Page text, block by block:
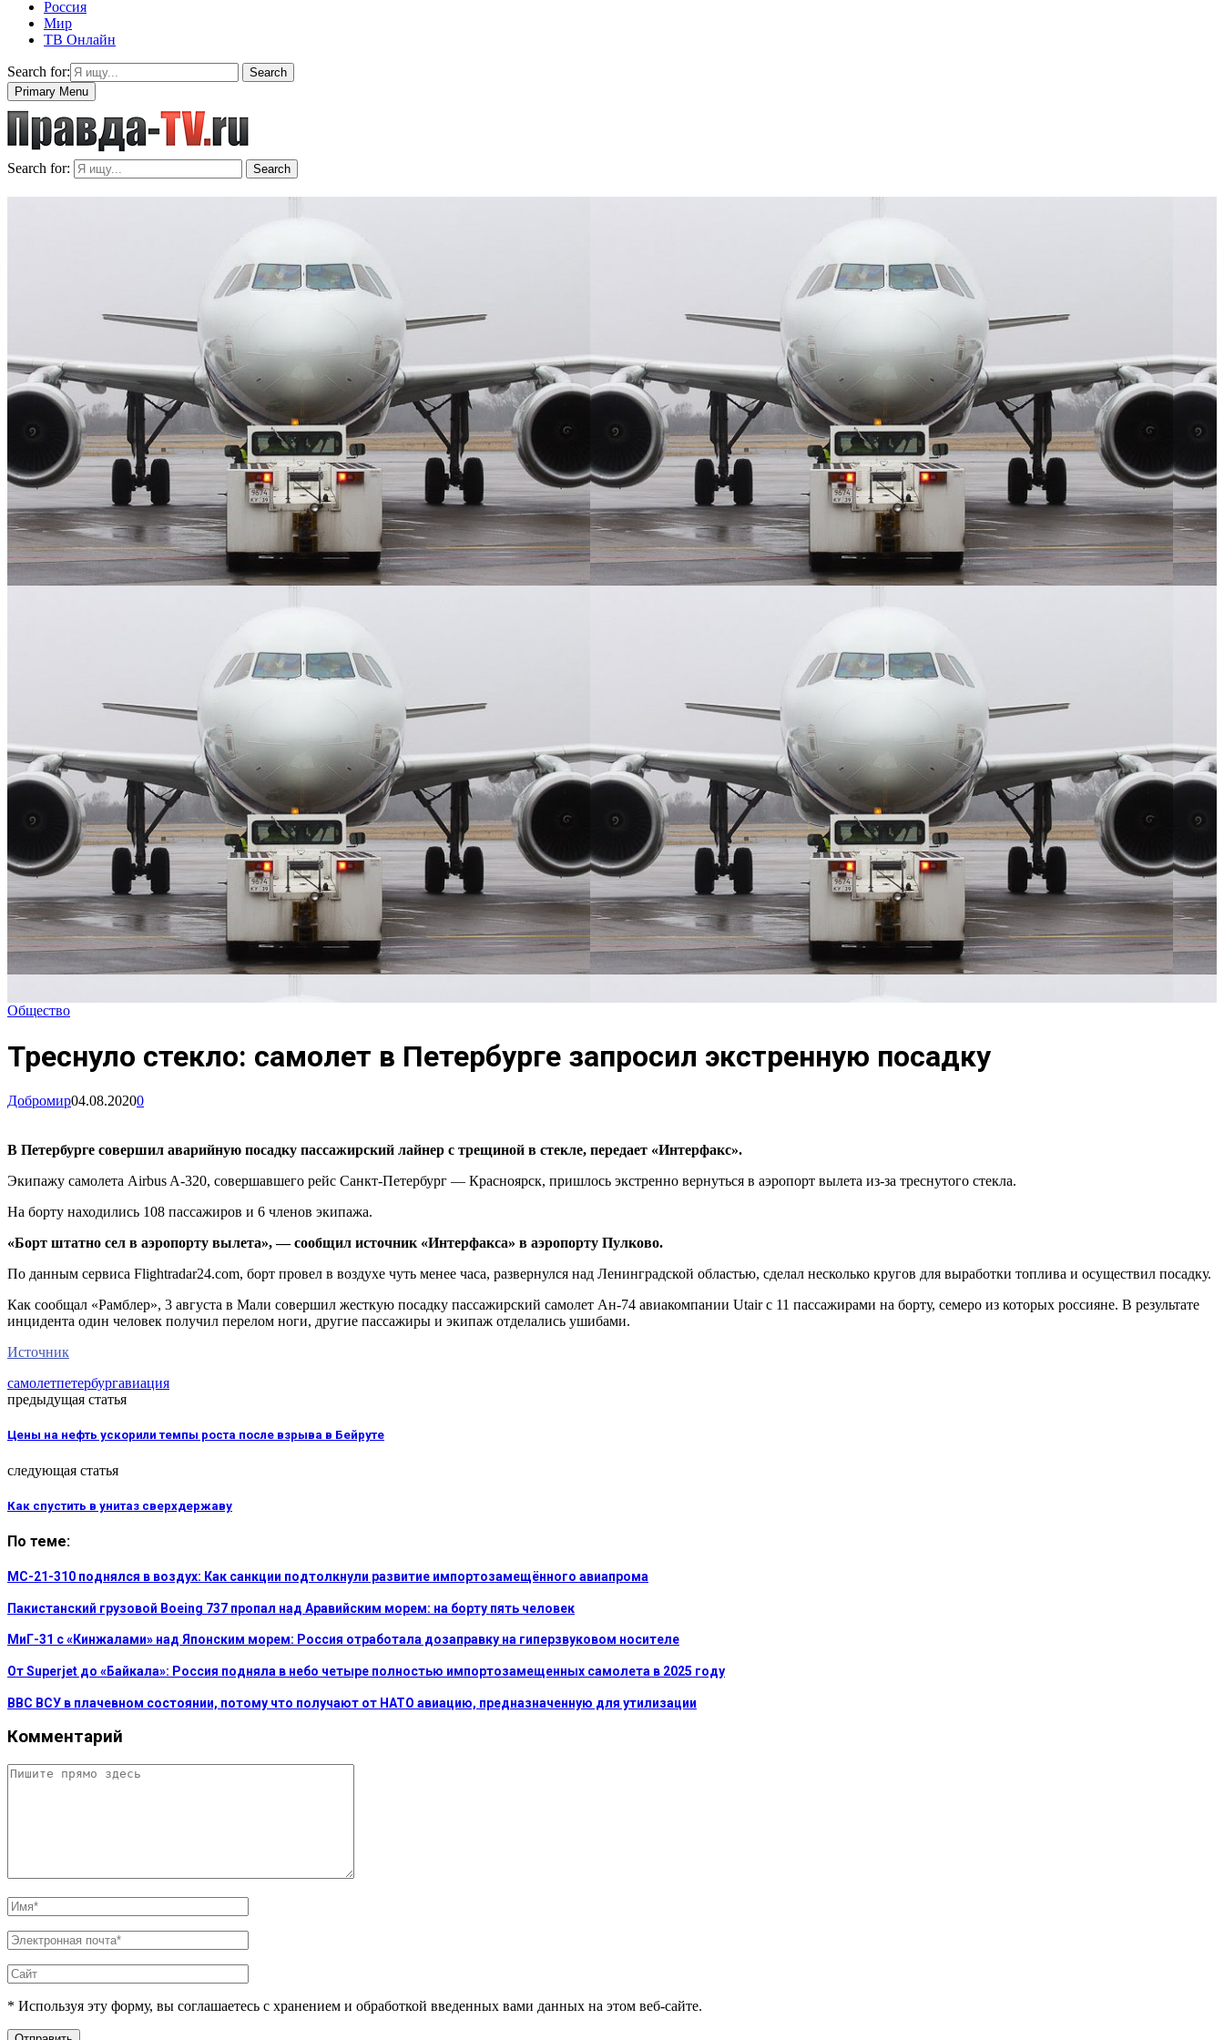
Россия
Мир
ТВ Онлайн
Search for:
Search
Primary Menu
Search for: Search
Общество
Треснуло стекло: самолет в Петербурге запросил экстренную посадку
Добромир04.08.20200
В Петербурге совершил аварийную посадку пассажирский лайнер с трещиной в стекле, передает «Интерфакс».
Экипажу самолета Airbus A-320, совершавшего рейс Санкт-Петербург — Красноярск, пришлось экстренно вернуться в аэропорт вылета из-за треснутого стекла.
На борту находились 108 пассажиров и 6 членов экипажа.
«Борт штатно сел в аэропорту вылета», — сообщил источник «Интерфакса» в аэропорту Пулково.
По данным сервиса Flightradar24.com, борт провел в воздухе чуть менее часа, развернулся над Ленинградской областью, сделал несколько кругов для выработки топлива и осуществил посадку.
Как сообщал «Рамблер», 3 августа в Мали совершил жесткую посадку пассажирский самолет Ан-74 авиакомпании Utair с 11 пассажирами на борту, семеро из которых россияне. В результате
инцидента один человек получил перелом ноги, другие пассажиры и экипаж отделались ушибами.
Источник
самолетпетербургавиация
предыдущая статья
Цены на нефть ускорили темпы роста после взрыва в Бейруте
следующая статья
Как спустить в унитаз сверхдержаву
По теме:
МС-21-310 поднялся в воздух: Как санкции подтолкнули развитие импортозамещённого авиапрома
Пакистанский грузовой Boeing 737 пропал над Аравийским морем: на борту пять человек
МиГ-31 с «Кинжалами» над Японским морем: Россия отработала дозаправку на гиперзвуковом носителе
От Superjet до «Байкала»: Россия подняла в небо четыре полностью импортозамещенных самолета в 2025 году
ВВС ВСУ в плачевном состоянии, потому что получают от НАТО авиацию, предназначенную для утилизации
Комментарий
* Используя эту форму, вы соглашаетесь с хранением и обработкой введенных вами данных на этом веб-сайте.